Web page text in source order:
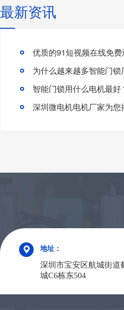
最新资讯
优质的91短视频在线免
智能门锁用什么电机最
深圳微电机电机厂家为
地址：
深圳市宝安区航城街道
城C6栋东504